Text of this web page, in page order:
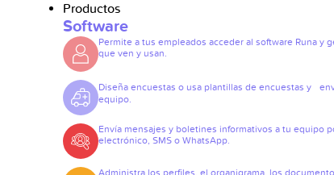
Productos
Software
Permite a tus empleados acceder al software Runa y
que ven y usan.
Diseña encuestas o usa plantillas de encuestas y
equipo.
Envía mensajes y boletines informativos a tu equipo
electrónico, SMS o WhatsApp.
Administra los perfiles, el organigrama, los